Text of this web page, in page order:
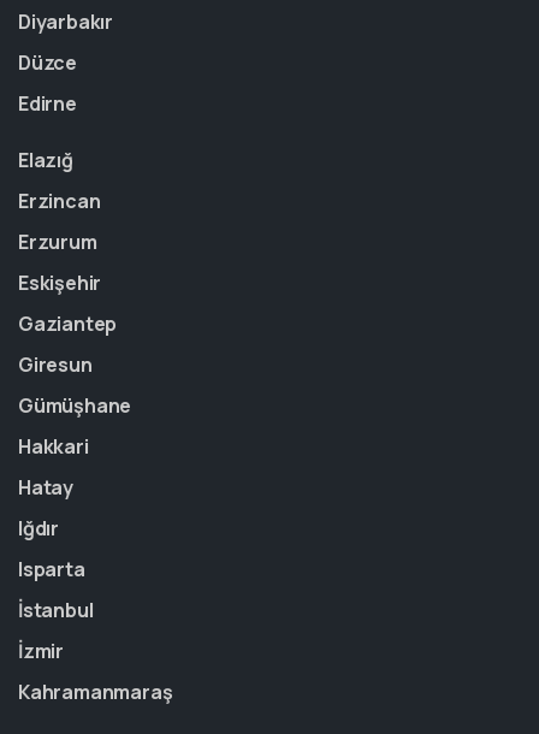
Diyarbakır
Düzce
Edirne
Elazığ
Erzincan
Erzurum
Eskişehir
Gaziantep
Giresun
Gümüşhane
Hakkari
Hatay
Iğdır
Isparta
İstanbul
İzmir
Kahramanmaraş